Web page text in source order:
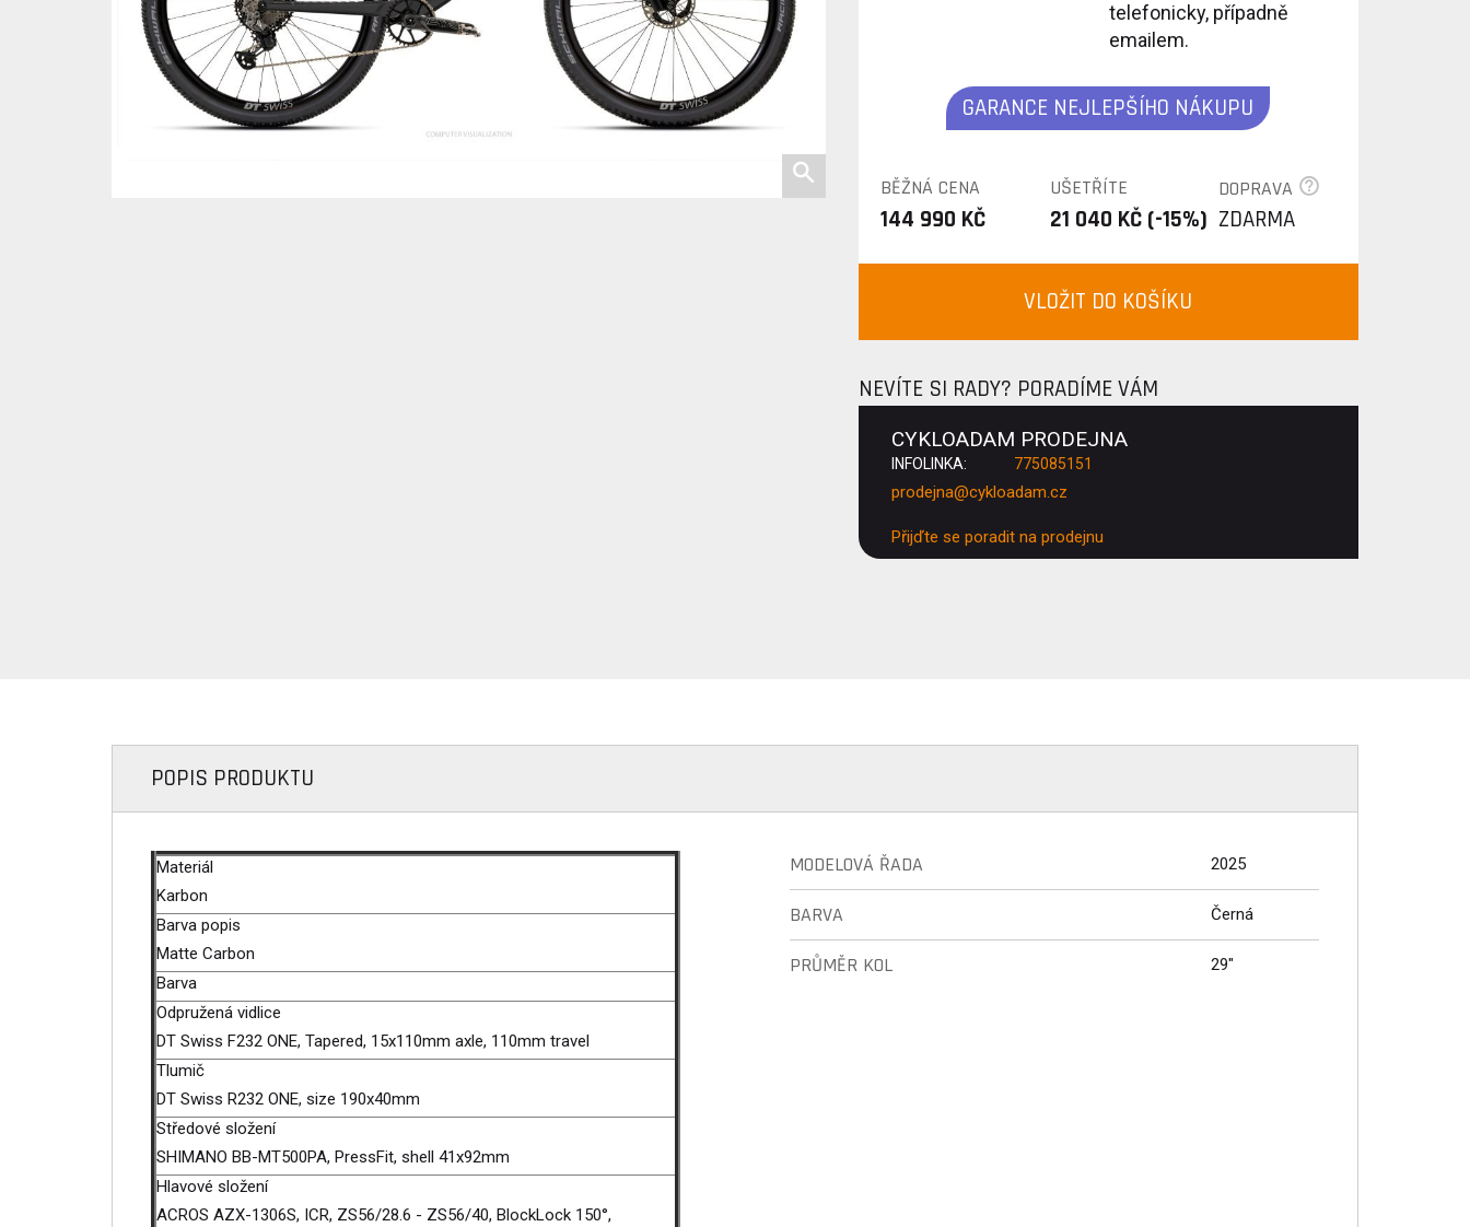
telefonicky, případně
emailem.
GARANCE NEJLEPŠÍHO NÁKUPU
BĚŽNÁ CENA UŠETŘÍTE DOPRAVA
144 990 KČ 21 040 KČ (-15%) ZDARMA
VLOŽIT DO KOŠÍKU
NEVÍTE SI RADY? PORADÍME VÁM
CYKLOADAM PRODEJNA
INFOLINKA: 775085151
prodejna@cykloadam.cz
Přijďte se poradit na prodejnu
POPIS PRODUKTU
Materiál
Karbon
Barva popis
Matte Carbon
Barva
Odpružená vidlice
DT Swiss F232 ONE, Tapered, 15x110mm axle, 110mm travel
Tlumič
DT Swiss R232 ONE, size 190x40mm
Středové složení
SHIMANO BB-MT500PA, PressFit, shell 41x92mm
Hlavové složení
ACROS AZX-1306S, ICR, ZS56/28.6 - ZS56/40, BlockLock 150°,
MODELOVÁ ŘADA 2025
BARVA Černá
PRŮMĚR KOL 29"